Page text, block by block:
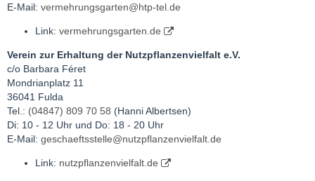
E-Mail: vermehrungsgarten@htp-tel.de
Link: vermehrungsgarten.de
Verein zur Erhaltung der Nutzpflanzenvielfalt e.V.
c/o Barbara Féret
Mondrianplatz 11
36041 Fulda
Tel.: (04847) 809 70 58 (Hanni Albertsen)
Di: 10 - 12 Uhr und Do: 18 - 20 Uhr
E-Mail: geschaeftsstelle@nutzpflanzenvielfalt.de
Link: nutzpflanzenvielfalt.de